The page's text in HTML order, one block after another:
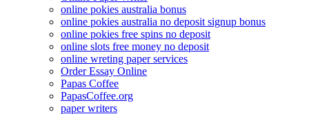
online pokies australia bonus
online pokies australia no deposit signup bonus
online pokies free spins no deposit
online slots free money no deposit
online wreting paper services
Order Essay Online
Papas Coffee
PapasCoffee.org
paper writers